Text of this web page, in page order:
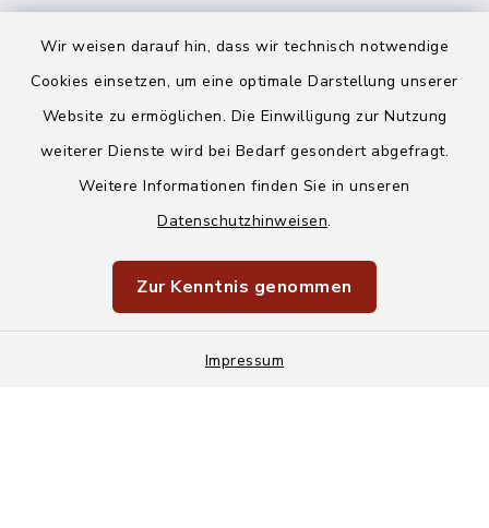
Wir weisen darauf hin, dass wir technisch notwendige
Cookies einsetzen, um eine optimale Darstellung unserer
Website zu ermöglichen. Die Einwilligung zur Nutzung
weiterer Dienste wird bei Bedarf gesondert abgefragt.
Weitere Informationen finden Sie in unseren
Datenschutzhinweisen.
Zur Kenntnis genommen
Impressum
Barrierefreiheit
Sitemap